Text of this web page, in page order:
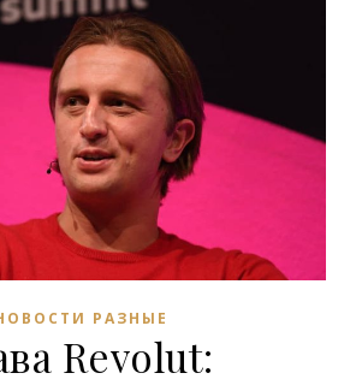
РАЗНЫЕ
Revolut: